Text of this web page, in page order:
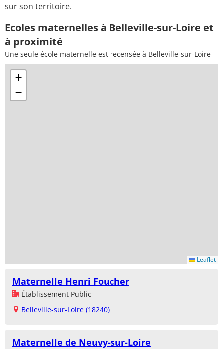
sur son territoire.
Ecoles maternelles à Belleville-sur-Loire et
à proximité
Une seule école maternelle est recensée à Belleville-sur-Loire
+
−
Leaflet
Maternelle Henri Foucher
Établissement Public
Belleville-sur-Loire (18240)
Maternelle de Neuvy-sur-Loire